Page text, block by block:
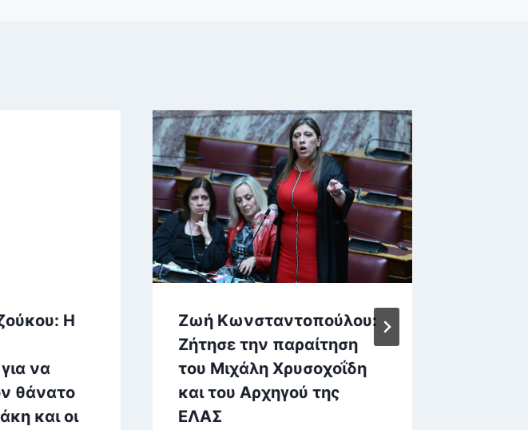
Η
να
θάνατο
και οι
Ζωή Κωνσταντοπούλου:
Ζήτησε την παραίτηση
του Μιχάλη Χρυσοχοΐδη
και του Αρχηγού της
ΕΛΑΣ